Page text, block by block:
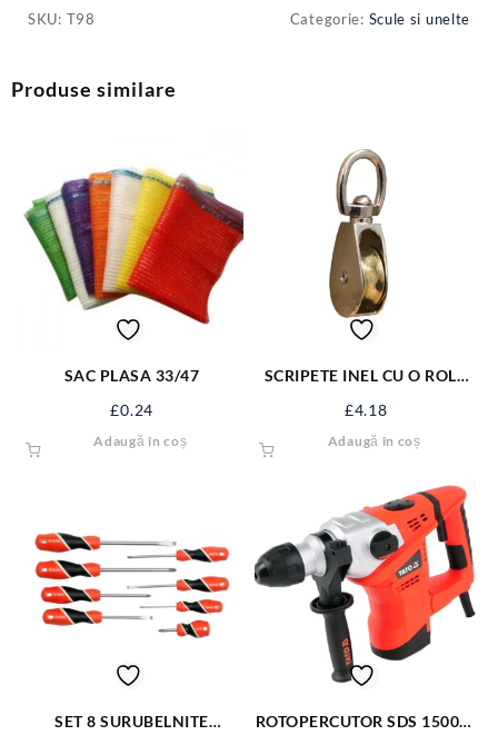
SKU: T98 Categorie: Scule si unelte
Produse similare
SAC PLASA 33/47
£0.24
Adaugă în coș
SCRIPETE INEL CU O ROLA
£4.18
Adaugă în coș
SET 8 SURUBELNITE
ROTOPERCUTOR SDS 1500W